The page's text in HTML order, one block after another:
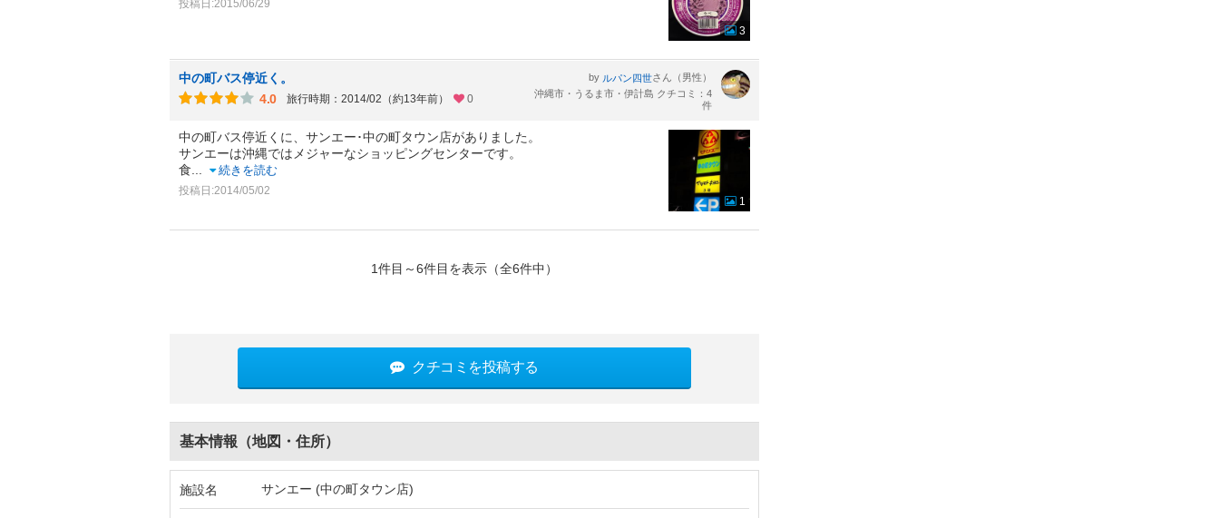
投稿日:2015/06/29
3
中の町バス停近く。
4.0
旅行時期：2014/02（約13年前） 0
by ルパン四世さん（男性）
沖縄市・うるま市・伊計島 クチコミ：4
件
中の町バス停近くに、サンエー･中の町タウン店がありました。
サンエーは沖縄ではメジャーなショッピングセンターです。
食
続きを読む
投稿日:2014/05/02
1
1件目～6件目を表示（全6件中）
クチコミを投稿する
基本情報（地図・住所）
施設名 サンエー (中の町タウン店)